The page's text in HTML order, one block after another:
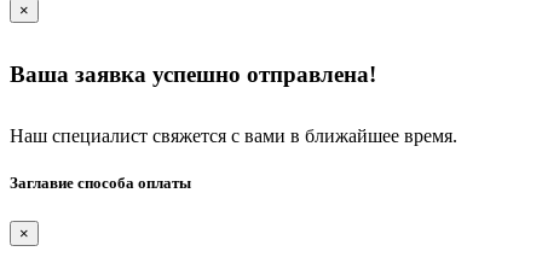
×
Ваша заявка успешно отправлена!
Наш специалист свяжется с вами в ближайшее время.
Заглавие способа оплаты
×